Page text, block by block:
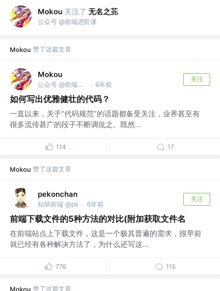
Mokou 关注了 无名之苝
公众号 @前端进阶课
Mokou 赞了这篇文章
Mokou
公众号 @前端进阶课 · 6年前
关注
如何写出优雅健壮的代码？
一直以来，关于“代码规范”的话题都备受关注，业界甚至有
很多流传甚广的段子不断调侃之。既然...
114 17
Mokou 赞了这篇文章
pekonchan
钻研前端 @pk · 6年前
关注
前端下载文件的5种方法的对比(附加获取文件名
在前端站点上下载文件，这是一个极其普遍的需求，很早前
就已经有各种解决方法了，为什么还写这...
776 115
Mokou 赞了这篇文章